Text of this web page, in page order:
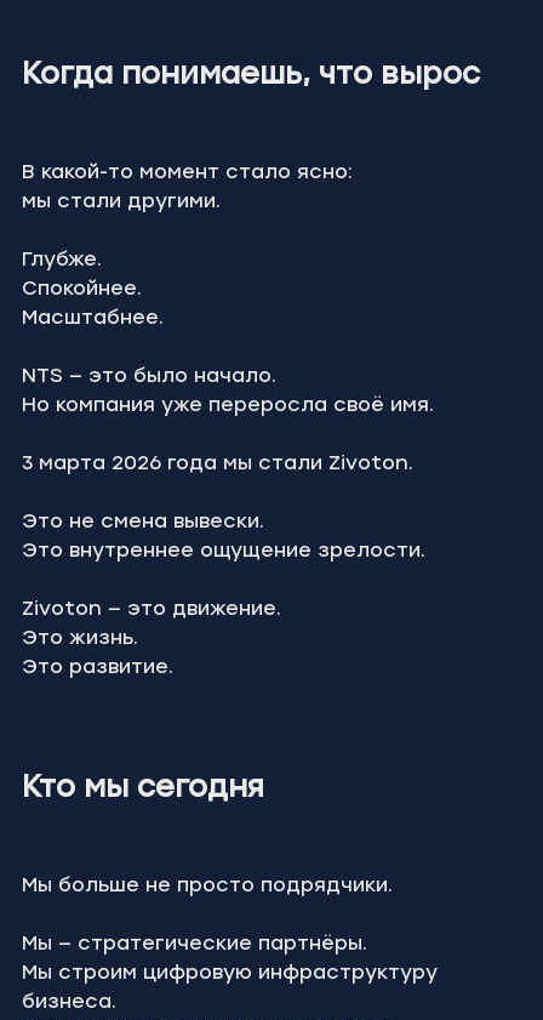
Когда понимаешь, что вырос
В какой-то момент стало ясно:
мы стали другими.
Глубже.
Спокойнее.
Масштабнее.
NTS — это было начало.
Но компания уже переросла своё имя.
3 марта 2026 года мы стали Zivoton.
Это не смена вывески.
Это внутреннее ощущение зрелости.
Zivoton — это движение.
Это жизнь.
Это развитие.
Кто мы сегодня
Мы больше не просто подрядчики.
Мы — стратегические партнёры.
Мы строим цифровую инфраструктуру
бизнеса.